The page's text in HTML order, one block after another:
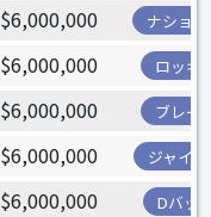
$6,000,000 ナショ
$6,000,000 ロッキ
$6,000,000 ブレー
$6,000,000 ジャイ
$6,000,000 Dバッ